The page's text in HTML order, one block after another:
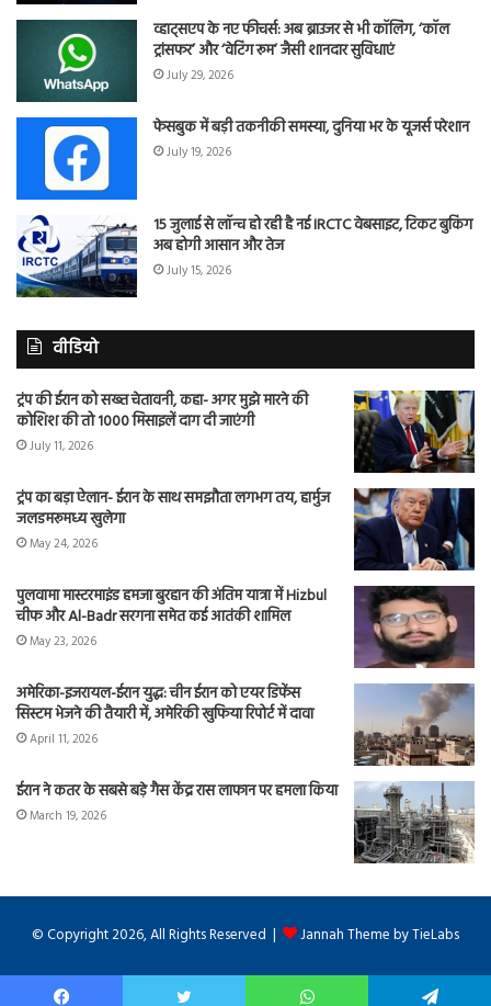
व्हाट्सएप के नए फीचर्स: अब ब्राउजर से भी कॉलिंग, ‘कॉल
ट्रांसफर’ और ‘वेटिंग रूम’ जैसी शानदार सुविधाएं
July 29, 2026
फेसबुक में बड़ी तकनीकी समस्या, दुनिया भर के यूजर्स परेशान
July 19, 2026
15 जुलाई से लॉन्च हो रही है नई IRCTC वेबसाइट, टिकट बुकिंग
अब होगी आसान और तेज
July 15, 2026
वीडियो
ट्रंप की ईरान को सख्त चेतावनी, कहा- अगर मुझे मारने की
कोशिश की तो 1000 मिसाइलें दाग दी जाएंगी
July 11, 2026
ट्रंप का बड़ा ऐलान- ईरान के साथ समझौता लगभग तय, हार्मुज
जलडमरूमध्य खुलेगा
May 24, 2026
पुलवामा मास्टरमाइंड हमजा बुरहान की अंतिम यात्रा में Hizbul
चीफ और Al-Badr सरगना समेत कई आतंकी शामिल
May 23, 2026
अमेरिका-इजरायल-ईरान युद्ध: चीन ईरान को एयर डिफेंस
सिस्टम भेजने की तैयारी में, अमेरिकी खुफिया रिपोर्ट में दावा
April 11, 2026
ईरान ने कतर के सबसे बड़े गैस केंद्र रास लाफान पर हमला किया
March 19, 2026
© Copyright 2026, All Rights Reserved | Jannah Theme by TieLabs